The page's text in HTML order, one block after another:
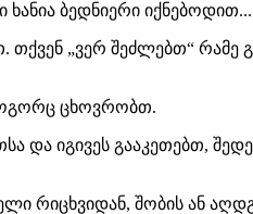
ბედნიერი იქნებოდით...
თქვენ „ვერ შეძლებთ“
ცხოვრობთ.
და იგივეს გააკეთებთ,
რიცხვიდან, შობის ან